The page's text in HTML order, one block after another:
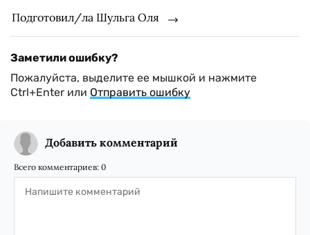
Подготовил/ла Шульга Оля
Заметили ошибку?
Пожалуйста, выделите ее мышкой и нажмите
Ctrl+Enter или Отправить ошибку
Добавить комментарий
Всего комментариев: 0